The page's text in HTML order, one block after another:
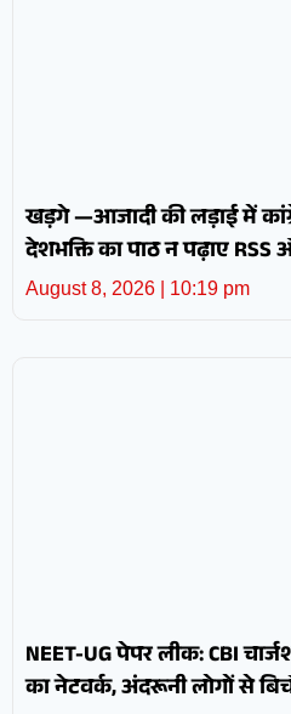
खड़गे —आजादी की लड़ाई में
देशभक्ति का पाठ न पढ़ाए RSS
August 8, 2026 10:19 pm
NEET-UG पेपर लीक: CBI
का नेटवर्क, अंदरूनी लोगों से